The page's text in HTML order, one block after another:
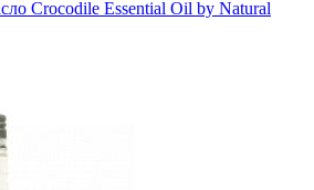
Crocodile Essential Oil by Natural